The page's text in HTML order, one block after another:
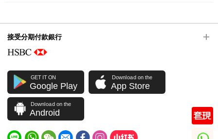
接受分期付款銀行
GET IT ON
Google Play
Download on the
App Store
Download on the
Android